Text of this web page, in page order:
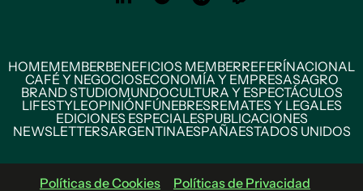
HOMEMEMBERBENEFICIOS MEMBERREFERÍNACIONAL
CAFÉ Y NEGOCIOSECONOMÍA Y EMPRESASAGRO
BRAND STUDIOMUNDOCULTURA Y ESPECTÁCULOS
LIFESTYLEOPINIÓNFÚNEBRESREMATES Y LEGALES
EDICIONES ESPECIALESPUBLICACIONES
NEWSLETTERSARGENTINAESPAÑAESTADOS UNIDOS
Políticas de Cookies Políticas de Privacidad